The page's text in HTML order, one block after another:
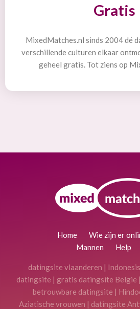
Gratis
MixedMatches.nl sinds 2004 dé
verschillende culturen elkaar
geheel gratis. Tot ziens op
Home Wie zijn er
Mannen
Help
datingsite vlaanderen |
datingsite | gratis datingsite Belgie |
betrouwbare datingsite |
Aziatische vrouwen | datingsite